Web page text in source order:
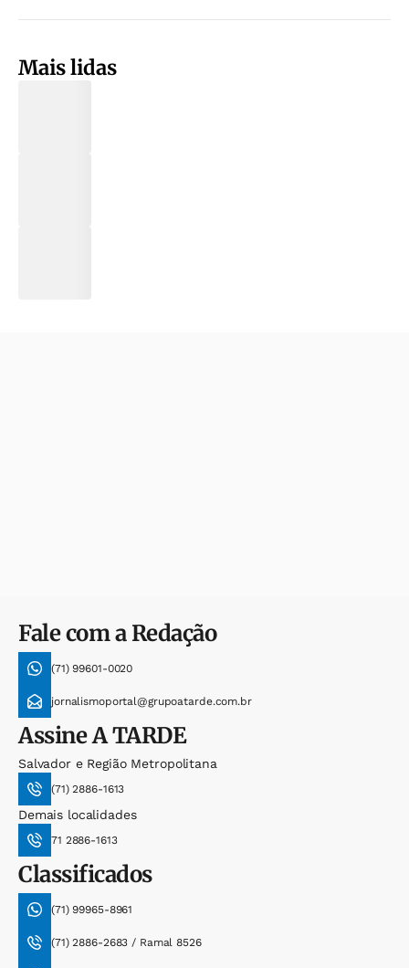
Mais lidas
Fale com a Redação
(71) 99601-0020
jornalismoportal@grupoatarde.com.br
AssineA TARDE
Salvador e Região Metropolitana
(71) 2886-1613
Demais localidades
71 2886-1613
Classificados
(71) 99965-8961
(71) 2886-2683 / Ramal 8526